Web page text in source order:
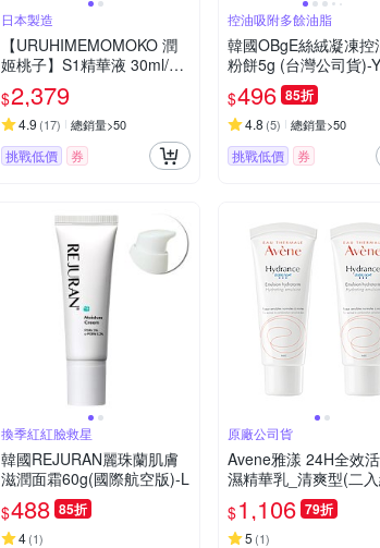
日本製造
【URUHIMEMOMOKO 潤
姬桃子】S1精華液 30ml/瓶
2入組 (10%菸鹼醯胺、積雪
草)
$2,379
4.9 (17) 總銷量>50
挑戰低價 券
控油吸附多餘油脂
韓國OBgE絲絨凝凍控
粉餅5g (台灣公司貨)-Y
$496 85折
4.8 (5) 總銷量>50
挑戰低價 券
換季紅紅臉救星
韓國REJURAN麗珠蘭肌膚
滋潤面霜60g(國際航空版)-L
$488 85折
4(1)
原廠公司貨
Avene雅漾 24H全效
濕精華乳_清爽型(二
$1,106 79折
5 (1)